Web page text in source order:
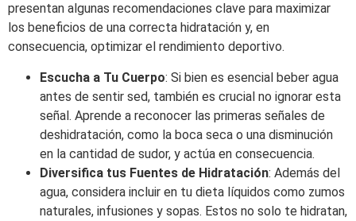
presentan algunas recomendaciones clave para maximizar
los beneficios de una correcta hidratación y, en
consecuencia, optimizar el rendimiento deportivo.
Escucha a Tu Cuerpo: Si bien es esencial beber agua
antes de sentir sed, también es crucial no ignorar esta
señal. Aprende a reconocer las primeras señales de
deshidratación, como la boca seca o una disminución
en la cantidad de sudor, y actúa en consecuencia.
Diversifica tus Fuentes de Hidratación: Además del
agua, considera incluir en tu dieta líquidos como zumos
naturales, infusiones y sopas. Estos no solo te hidratan,